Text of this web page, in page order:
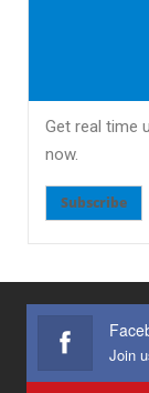
Get real time
now.
Subscribe